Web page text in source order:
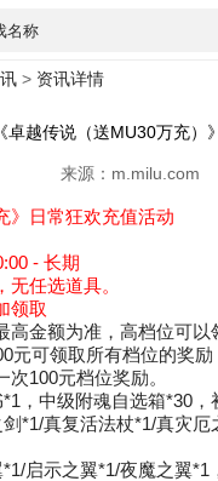
名称
> 资讯详情
《卓越传说（送MU30万充）
来源：m.milu.com
》日常狂欢充值活动
- 长期
任选道具。
领取
金额为准，高档位可以
元可领取所有档位的奖
100元档位奖励。
，中级附魂自选箱*30，
*1/真复活法杖*1/真灾
启示之翼*1/夜魔之翼